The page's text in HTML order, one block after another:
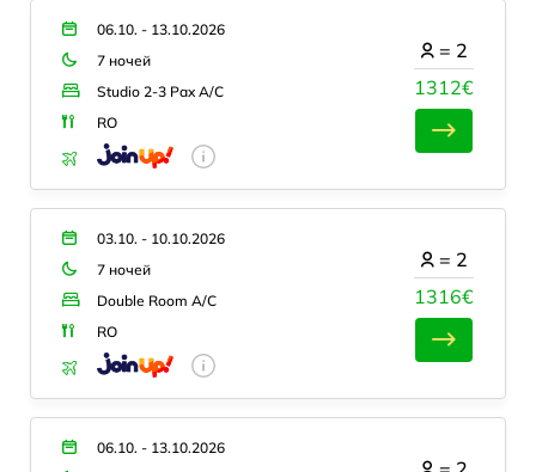
06.10. - 13.10.2026
7 ночей
Studio 2-3 Pax A/C
RO
1312€
= 2
03.10. - 10.10.2026
7 ночей
Double Room A/C
RO
1316€
= 2
06.10. - 13.10.2026